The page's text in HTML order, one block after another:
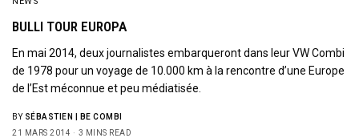
BULLI TOUR EUROPA
En mai 2014, deux journalistes embarqueront dans leur VW Combi
de 1978 pour un voyage de 10.000 km à la rencontre d’une Europe
de l’Est méconnue et peu médiatisée.
BY SÉBASTIEN | BE COMBI
21 MARS 2014
3 MINS READ